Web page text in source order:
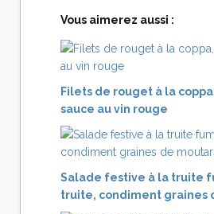
Vous aimerez aussi :
Filets de rouget à la
sauce au vin rouge
Salade festive à la truite
truite, condiment graines